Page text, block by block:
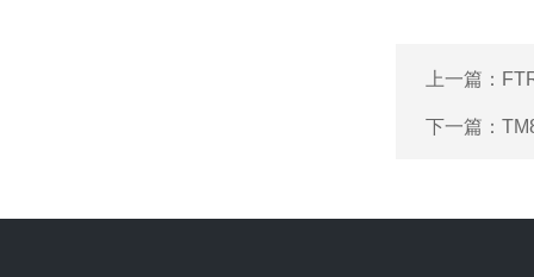
上一篇：
下一篇：